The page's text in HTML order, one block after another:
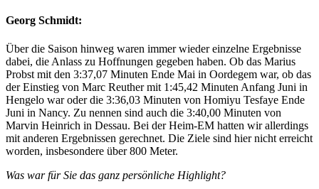
Georg Schmidt:
Über die Saison hinweg waren immer wieder einzelne Ergebnisse
dabei, die Anlass zu Hoffnungen gegeben haben. Ob das Marius
Probst mit den 3:37,07 Minuten Ende Mai in Oordegem war, ob das
der Einstieg von Marc Reuther mit 1:45,42 Minuten Anfang Juni in
Hengelo war oder die 3:36,03 Minuten von Homiyu Tesfaye Ende
Juni in Nancy. Zu nennen sind auch die 3:40,00 Minuten von
Marvin Heinrich in Dessau. Bei der Heim-EM hatten wir allerdings
mit anderen Ergebnissen gerechnet. Die Ziele sind hier nicht erreicht
worden, insbesondere über 800 Meter.
Was war für Sie das ganz persönliche Highlight?